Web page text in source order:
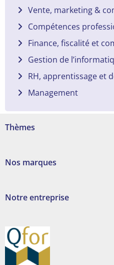
Vente, marketing &
Compétences
Finance, fiscalité et
Gestion de
RH, apprentissage et
Management
Thèmes
Nos marques
Notre entreprise